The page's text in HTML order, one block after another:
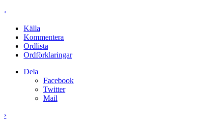
‹
Källa
Kommentera
Ordlista
Ordförklaringar
Dela
Facebook
Twitter
Mail
›